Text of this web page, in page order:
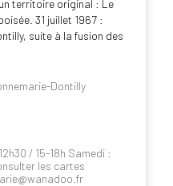
territoire original : Le
31 juillet 1967 :
suite à la fusion des
Dontilly
/ 15-18h Samedi :
les cartes